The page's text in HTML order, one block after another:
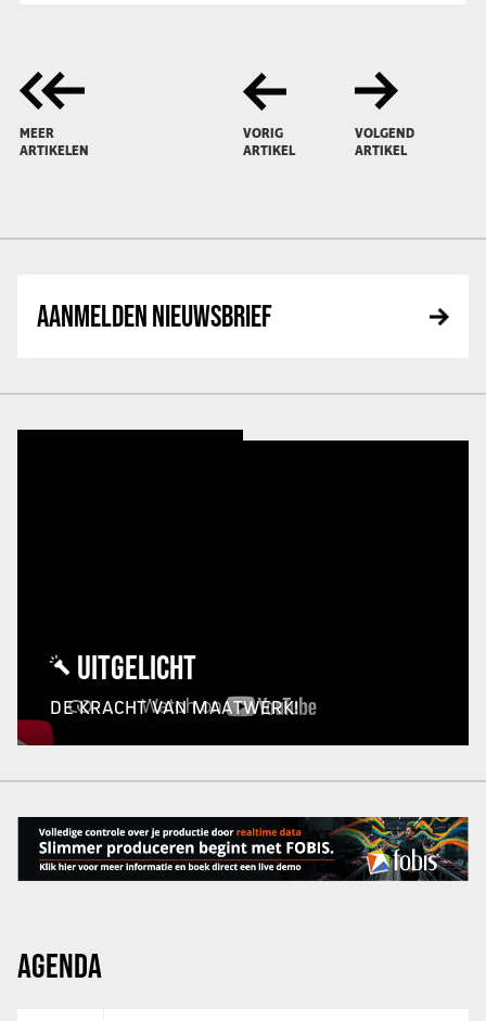
MEER
ARTIKELEN
VORIG
ARTIKEL
VOLGEND
ARTIKEL
AANMELDEN NIEUWSBRIEF
UITGELICHT
DE KRACHT VAN MAATWERK!
AGENDA